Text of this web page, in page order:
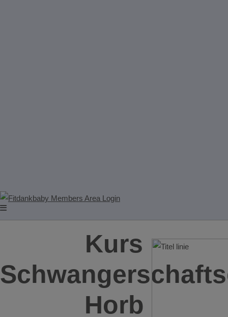
Kurs
Horb